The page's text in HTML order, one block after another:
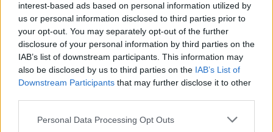
interest-based ads based on personal information utilized by
us or personal information disclosed to third parties prior to
your opt-out. You may separately opt-out of the further
disclosure of your personal information by third parties on the
IAB’s list of downstream participants. This information may
also be disclosed by us to third parties on the IAB’s List of
Downstream Participants that may further disclose it to other
Please note that this website/app uses one or more Google
Personal Data Processing Opt Outs
Διευκρινίζεται ότι σύμφωνα με την υπ’ αριθ. 62/2004
απόφαση της Αρχής Προστασίας Δεδομένων
Προσωπικού Χαρακτήρα, οι αποκλειόμενοι υποψήφιοι
εμφανίζονται μόνο με τον αριθμό ταυτότητας. Όλοι οι
αποκλειομένων) μπορούν να αναζητηθούν στο Γραφείο